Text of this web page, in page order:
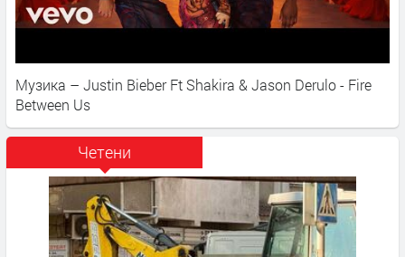
Музика – Justin Bieber Ft Shakira & Jason Derulo - Fire
Between Us
Четени